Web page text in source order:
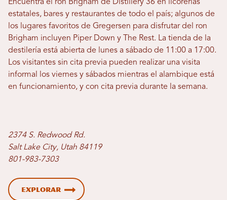
Encuentra el ron Brigham de Distillery 36 en licorerías
estatales, bares y restaurantes de todo el país; algunos de
los lugares favoritos de Gregersen para disfrutar del ron
Brigham incluyen Piper Down y The Rest. La tienda de la
destilería está abierta de lunes a sábado de 11:00 a 17:00.
Los visitantes sin cita previa pueden realizar una visita
informal los viernes y sábados mientras el alambique está
en funcionamiento, y con cita previa durante la semana.
2374 S. Redwood Rd.
Salt Lake City, Utah 84119
801-983-7303
Explorar